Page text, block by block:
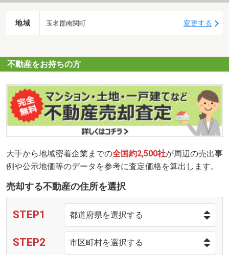
地域 玉名郡南関町 変更する
不動産をお持ちの方
大手から地域密着企業までの全国約2,500社が周辺の売出事
例や公示地価等のデータを参考に査定価格を算出します。
売却する不動産の住所を選択
STEP1
STEP2